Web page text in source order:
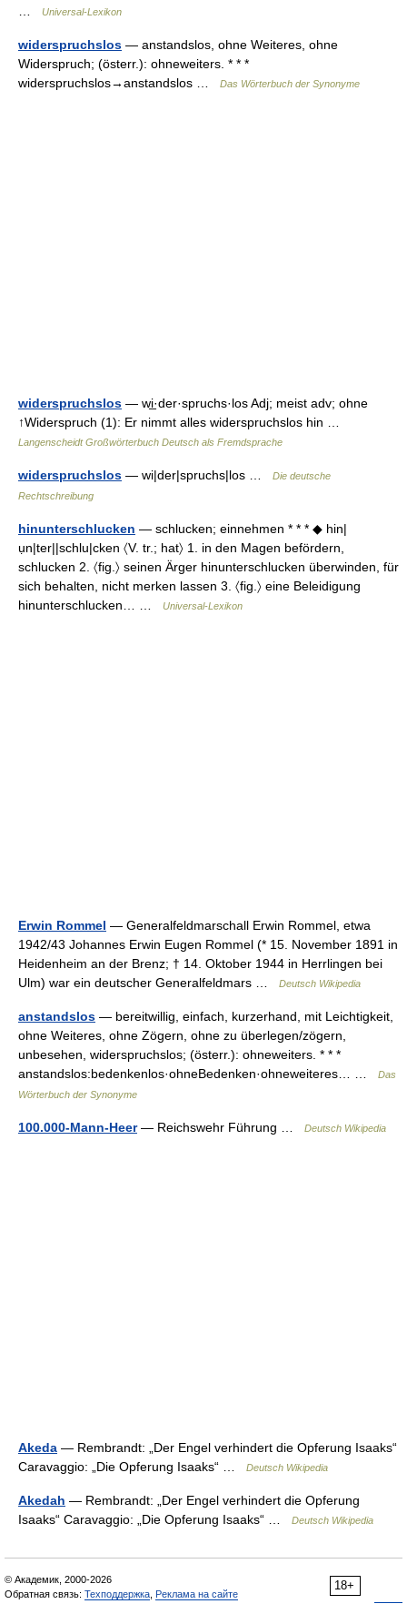
Universal-Lexikon
widerspruchslos — anstandslos, ohne Weiteres, ohne
Widerspruch; (österr.): ohneweiters. * * *
widerspruchslos→anstandslos …
Das Wörterbuch der Synonyme
widerspruchslos — wi̲·der·spruchs·los Adj; meist adv; ohne
↑Widerspruch (1): Er nimmt alles widerspruchslos hin …
Langenscheidt Großwörterbuch Deutsch als Fremdsprache
widerspruchslos — wi|der|spruchs|los …
Die deutsche
Rechtschreibung
hinunterschlucken — schlucken; einnehmen * * * ◆ hin|
ụn|ter||schlu|cken 〈V. tr.; hat〉 1. in den Magen befördern,
schlucken 2. 〈fig.〉 seinen Ärger hinunterschlucken überwinden, für
sich behalten, nicht merken lassen 3. 〈fig.〉 eine Beleidigung
hinunterschlucken… …
Universal-Lexikon
Erwin Rommel — Generalfeldmarschall Erwin Rommel, etwa
1942/43 Johannes Erwin Eugen Rommel (* 15. November 1891 in
Heidenheim an der Brenz; † 14. Oktober 1944 in Herrlingen bei
Ulm) war ein deutscher Generalfeldmars …
Deutsch Wikipedia
anstandslos — bereitwillig, einfach, kurzerhand, mit Leichtigkeit,
ohne Weiteres, ohne Zögern, ohne zu überlegen/zögern,
unbesehen, widerspruchslos; (österr.): ohneweiters. * * *
anstandslos:bedenkenlos·ohneBedenken·ohneweiteres… …
Das
Wörterbuch der Synonyme
100.000-Mann-Heer— Reichswehr Führung … Deutsch Wikipedia
Akeda — Rembrandt: „Der Engel verhindert die Opferung Isaaks“
Caravaggio: „Die Opferung Isaaks“ …
Deutsch Wikipedia
Akedah — Rembrandt: „Der Engel verhindert die Opferung
Isaaks“ Caravaggio: „Die Opferung Isaaks“ …
Deutsch Wikipedia
18+
© Академик, 2000-2026
Обратная связь: Техподдержка Реклама на сайте